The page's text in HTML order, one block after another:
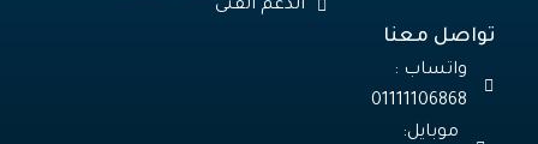
الدعم الفنى
تواصل معنا
واتساب :
01111106868
موبايل: